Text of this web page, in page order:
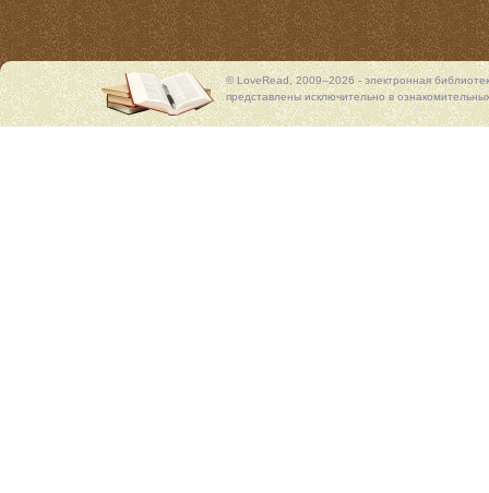
© LoveRead, 2009–2026 - электронная
представлены исключительно в